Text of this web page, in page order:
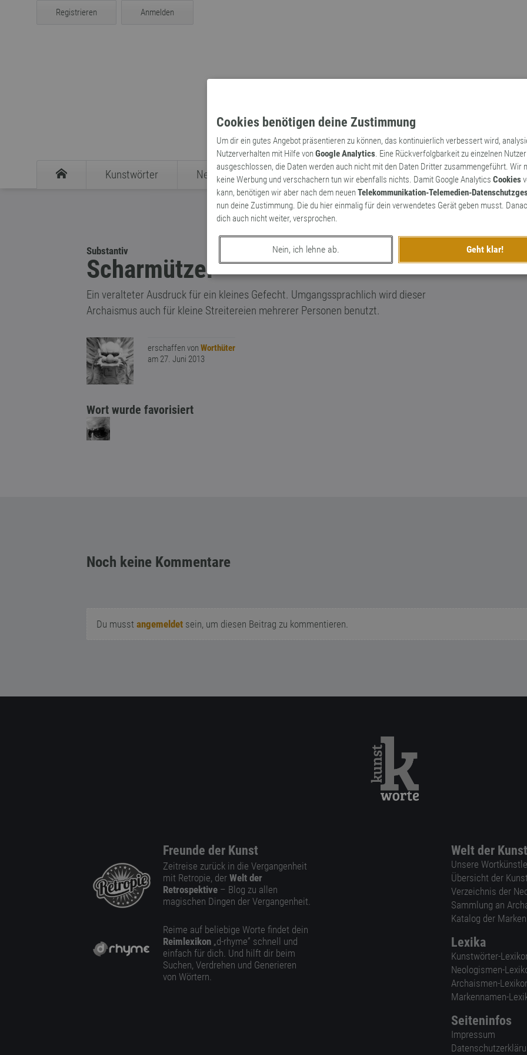
Cookies benötigen deine Zustimmung
Um dir ein gutes Angebot präsentieren zu können, das kontinuierlich verbessert wird,
Nutzerverhalten mit Hilfe vonGoogle Analytics. Eine Rückverfolgbarkeit zu einzelnen
ausgeschlossen, die Daten werden auch nicht mit den Daten Dritter zusammengeführt. Wir
keine Werbung und verschachern tun wir ebenfalls nichts. Damit Google Analytics Cookies
kann, benötigen wir aber nach dem neuenTelekommunikation-Telemedien-
nun deine Zustimmung. Die du hier einmalig für dein verwendetes Gerät geben musst.
dich auch nicht weiter, versprochen.
Nein, ich lehne ab. Geht klar!
Registrieren Anmelden
Kunstwörter Neologismen Archaismen Markennamen
Substantiv
Scharmützel
Ein veralteter Ausdruck für ein kleines Gefecht. Umgangssprachlich wird dieser
Archaismus auch für kleine Streitereien mehrerer Personen benutzt.
erschaffen von Worthüter
am 27. Juni 2013
Wort wurde favorisiert
Noch keine Kommentare
Du musst angemeldet sein, um diesen Beitrag zu kommentieren.
Freunde der Kunst
Zeitreise zurück in die Vergangenheit
mit Retropie, der Welt der
Retrospektive – Blog zu allen
magischen Dingen der Vergangenheit.
Reime auf beliebige Worte findet dein
Reimlexikon „d-rhyme” schnell und
einfach für dich. Und hilft dir beim
Suchen, Verdrehen und Generieren
von Wörtern.
Welt der
Unsere
Übersicht der
Verzeichnis der
Sammlung an
Katalog der
Lexika
Kunstwörter-
Neologismen-
Archaismen-
Markennamen-
Seiteninfos
Impressum